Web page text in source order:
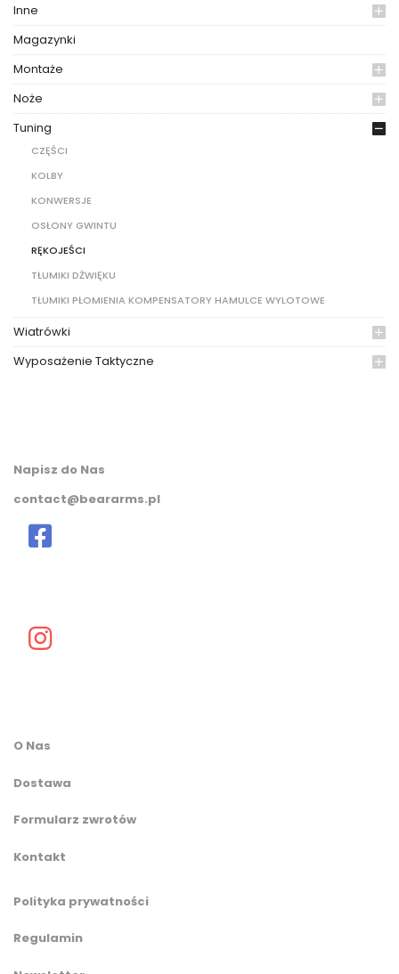
Inne
Magazynki
Montaże
Noże
Tuning
CZĘŚCI
KOLBY
KONWERSJE
OSŁONY GWINTU
RĘKOJEŚCI
TŁUMIKI DŻWIĘKU
TŁUMIKI PŁOMIENIA KOMPENSATORY HAMULCE WYLOTOWE
Wiatrówki
Wyposażenie Taktyczne
Napisz do Nas
contact@beararms.pl
O Nas
Dostawa
Formularz zwrotów
Kontakt
Polityka prywatności
Regulamin